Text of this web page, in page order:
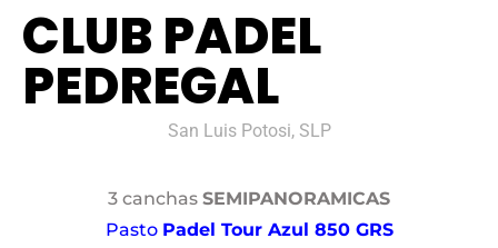
CLUB PADEL
PEDREGAL
San Luis Potosi, SLP
3 canchas SEMIPANORAMICAS
Pasto Padel Tour Azul 850 GRS